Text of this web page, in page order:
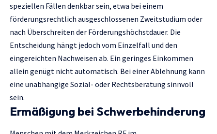
speziellen Fällen denkbar sein, etwa bei einem
förderungsrechtlich ausgeschlossenen Zweitstudium oder
nach Überschreiten der Förderungshöchstdauer. Die
Entscheidung hängt jedoch vom Einzelfall und den
eingereichten Nachweisen ab. Ein geringes Einkommen
allein genügt nicht automatisch. Bei einer Ablehnung kann
eine unabhängige Sozial- oder Rechtsberatung sinnvoll
sein.
Ermäßigung bei Schwerbehinderung